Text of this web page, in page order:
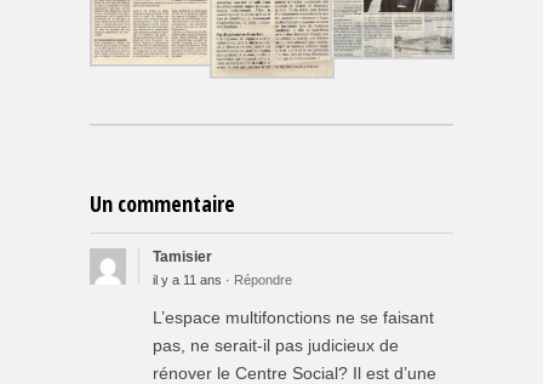
Un commentaire
Tamisier
il y a 11 ans · Répondre
L’espace multifonctions ne se faisant
pas, ne serait-il pas judicieux de
rénover le Centre Social? Il est d’une